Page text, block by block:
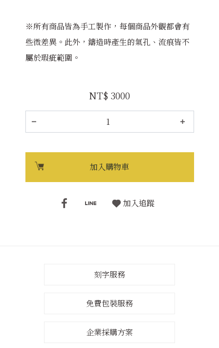
※所有商品皆為手工製作，每個商品外觀都會有
些微差異。此外，鑄造時產生的氣孔、流痕皆不
屬於瑕疵範圍。
NT$ 3000
加入購物車
加入追蹤
刻字服務
免費包裝服務
企業採購方案